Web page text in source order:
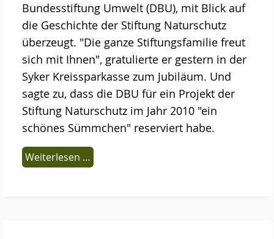
Die Gremien der Stiftung Naturschutz
Der Vorstand
Das Kuratorium
Der Beirat
Finanzierung
Förderverein
Satzung der Stiftung Naturschutz
Bundesstiftung Umwelt (DBU), mit Blick auf
die Geschichte der Stiftung Naturschutz
überzeugt. "Die ganze Stiftungsfamilie freut
sich mit Ihnen", gratulierte er gestern in der
Syker Kreissparkasse zum Jubiläum. Und
sagte zu, dass die DBU für ein Projekt der
Stiftung Naturschutz im Jahr 2010 "ein
schönes Sümmchen" reserviert habe.
Weiterlesen …